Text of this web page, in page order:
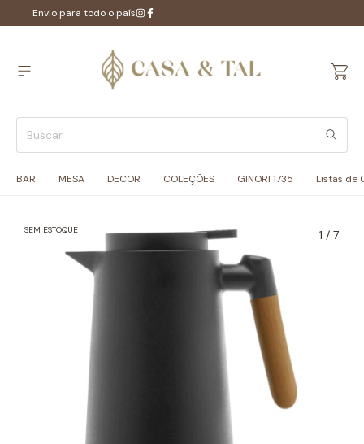
Envio para todo o país
BAR MESA DECOR COLEÇÕES GINORI 1735 Listas de
SEM ESTOQUE 1 / 7